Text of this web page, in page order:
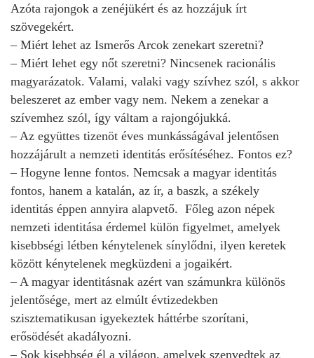
Azóta rajongok a zenéjükért és az hozzájuk írt
szövegekért.
– Miért lehet az Ismerős Arcok zenekart szeretni?
– Miért lehet egy nőt szeretni? Nincsenek racionális
magyarázatok. Valami, valaki vagy szívhez szól, s akkor
beleszeret az ember vagy nem. Nekem a zenekar a
szívemhez szól, így váltam a rajongójukká.
– Az együttes tizenöt éves munkásságával jelentősen
hozzájárult a nemzeti identitás erősítéséhez. Fontos ez?
– Hogyne lenne fontos. Nemcsak a magyar identitás
fontos, hanem a katalán, az ír, a baszk, a székely
identitás éppen annyira alapvető. Főleg azon népek
nemzeti identitása érdemel külön figyelmet, amelyek
kisebbségi létben kénytelenek sínylődni, ilyen keretek
között kénytelenek megküzdeni a jogaikért.
– A magyar identitásnak azért van számunkra különös
jelentősége, mert az elmúlt évtizedekben
szisztematikusan igyekeztek háttérbe szorítani,
erősödését akadályozni.
– Sok kisebbség él a világon, amelyek szenvedtek az